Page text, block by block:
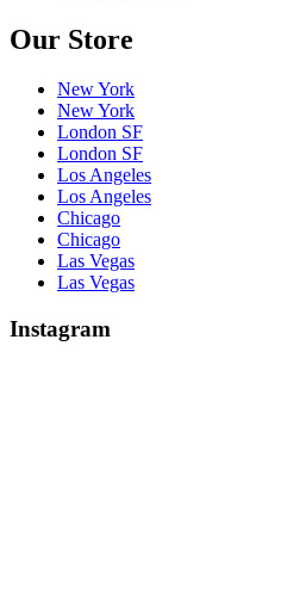
Our Store
New York
New York
London SF
London SF
Los Angeles
Los Angeles
Chicago
Chicago
Las Vegas
Las Vegas
Instagram